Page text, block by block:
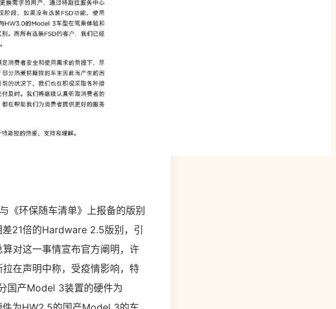
《环保随车清单》上报备的版别
21倍的Hardware 2.5版别，引
对这一事情宣布官方阐明，许
在声明中称，受疫情影响，特
国产Model 3装置的硬件为